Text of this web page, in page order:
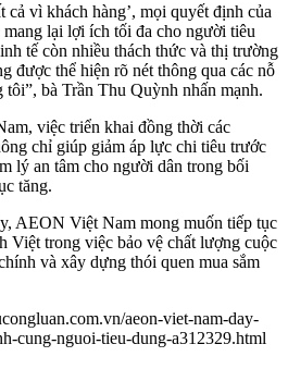
vì khách hàng’, mọi quyết định của
lại lợi ích tối đa cho người tiêu
tế còn nhiều thách thức và thị trường
được thể hiện rõ nét thông qua các nỗ
bà Trần Thu Quỳnh nhấn mạnh.
việc triển khai đồng thời các
chỉ giúp giảm áp lực chi tiêu trước
lý an tâm cho người dân trong bối
tăng.
AEON Việt Nam mong muốn tiếp tục
Việt trong việc bảo vệ chất lượng cuộc
và xây dựng thói quen mua sắm
aeon-viet-nam-day-
cung-nguoi-tieu-dung-a312329.html